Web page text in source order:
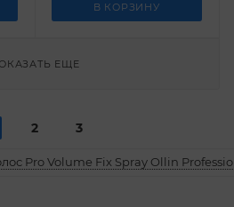
В КОРЗИНУ
ЕЩЕ
2 3
Pro Volume Fix Spray Ollin